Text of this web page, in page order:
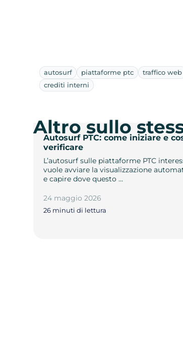
autosurf piattaforme ptc
traffico web
crediti interni
Autosurf PTC: come iniziare e
verificare
L’autosurf sulle piattaforme PTC
vuole avviare la visualizzazione
e capire dove questo …
24 maggio 2026
26 minuti di lettura
Altro sullo